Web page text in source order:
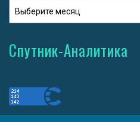
Спутник-Аналитика